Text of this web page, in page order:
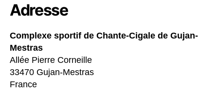
Adresse
Complexe sportif de Chante-Cigale de Gujan-
Mestras
Allée Pierre Corneille
33470 Gujan-Mestras
France